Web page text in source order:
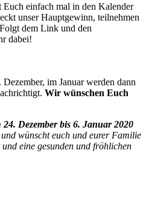
einfach mal in den Kalender
unser Hauptgewinn, teilnehmen
dem Link und den
dabei!
im Januar werden dann
Wir wünschen Euch
24. Dezember bis 6. Januar 2020
und wünscht euch und eurer Familie
eine gesunden und fröhlichen